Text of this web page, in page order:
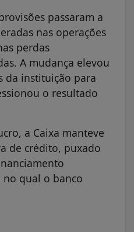
passaram a
nas operações
perdas
A mudança elevou
da instituição para
o resultado
a Caixa manteve
de crédito, puxado
qual o banco